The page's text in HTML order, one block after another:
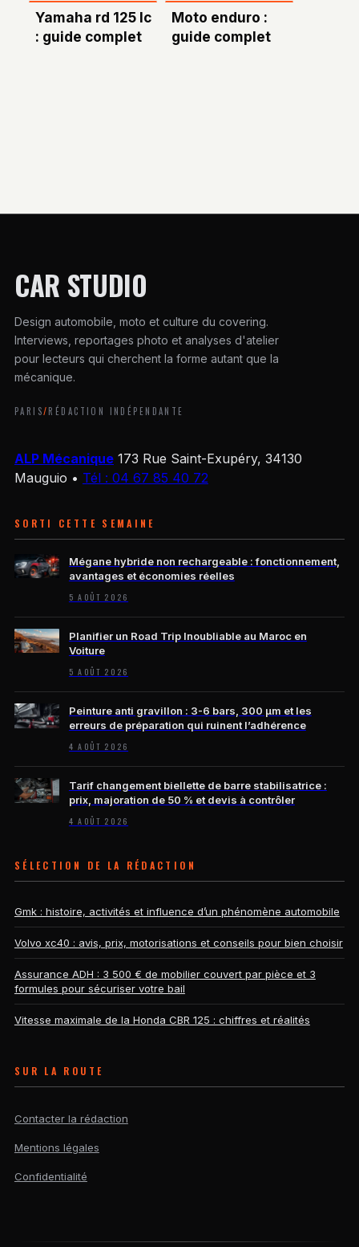
Yamaha rd 125 lc
: guide complet
Moto enduro :
guide complet
CAR STUDIO
Design automobile, moto et culture du covering.
Interviews, reportages photo et analyses d'atelier
pour lecteurs qui cherchent la forme autant que la
mécanique.
PARIS/RÉDACTION INDÉPENDANTE
ALP Mécanique 173 Rue Saint-Exupéry, 34130
Mauguio • Tél : 04 67 85 40 72
SORTI CETTE SEMAINE
Mégane hybride non rechargeable : fonctionnement,
avantages et économies réelles
5 AOÛT 2026
Planifier un Road Trip Inoubliable au Maroc en
Voiture
5 AOÛT 2026
Peinture anti gravillon : 3-6 bars, 300 µm et les
erreurs de préparation qui ruinent l’adhérence
4 AOÛT 2026
Tarif changement biellette de barre stabilisatrice :
prix, majoration de 50 % et devis à contrôler
4 AOÛT 2026
SÉLECTION DE LA RÉDACTION
Gmk : histoire, activités et influence d’un phénomène automobile
Volvo xc40 : avis, prix, motorisations et conseils pour bien choisir
Assurance ADH : 3 500 € de mobilier couvert par pièce et 3
formules pour sécuriser votre bail
Vitesse maximale de la Honda CBR 125 : chiffres et réalités
SUR LA ROUTE
Contacter la rédaction
Mentions légales
Confidentialité